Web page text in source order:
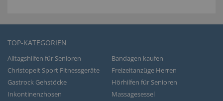
TOP-KATEGORIEN
Alltagshilfen für Senioren
Bandagen kaufen
Christopeit Sport Fitnessgeräte
Freizeitanzüge Herren
Gastrock Gehstöcke
Hörhilfen für Senioren
Inkontinenzhosen
Massagesessel